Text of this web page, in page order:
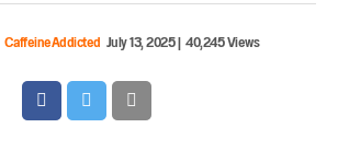
CaffeineAddicted July 13, 2025|40,245 Views